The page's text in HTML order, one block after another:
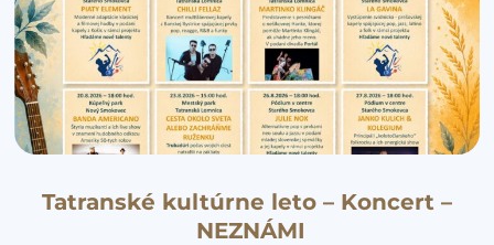
Tatranské kultúrne leto – Koncert –
NEZNÁMI